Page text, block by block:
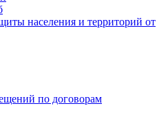
населения и территорий от
по договорам